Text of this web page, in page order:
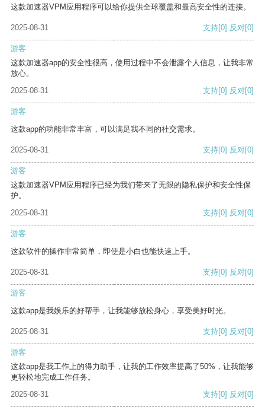
这款加速器VPM应用程序可以给你提供全球覆盖和最高安全性的连接。
2025-08-31 支持[0] 反对[0]
游客
这款加速器app的安全性很高，使用过程中不会泄露个人信息，让我非常
放心。
2025-08-31
支持[0] 反对[0]
游客
这款app的功能非常丰富，可以满足我不同的社交需求。
2025-08-31 支持[0] 反对[0]
游客
这款加速器VPM应用程序已经为我们带来了无限的隐私保护和安全性保
护。
2025-08-31
支持[0] 反对[0]
游客
这款软件的操作非常简单，即使是小白也能快速上手。
2025-08-31 支持[0] 反对[0]
游客
这款app是我娱乐的好帮手，让我能够放松身心，享受美好时光。
2025-08-31 支持[0] 反对[0]
游客
这款app是我工作上的得力助手，让我的工作效率提高了50%，让我能够
更轻松地完成工作任务。
2025-08-31
支持[0] 反对[0]